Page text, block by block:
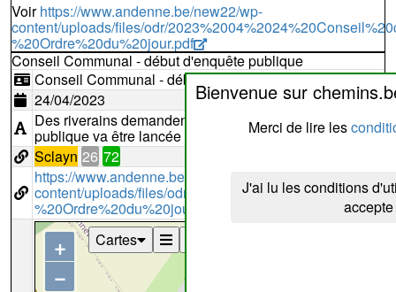
Bienvenue sur
Merci de lire les
J'ai lu les conditions
accepte
Voirhttps://www.andenne.be/new22/wp-
content/uploads/files/odr/
%20Ordre%20du%20jour.pdf
Conseil Communal - début d'enquête publique
Conseil Communal - début d'enquête publique
24/04/2023
Des riverains demandent la suppression du sentier n°72
publique va être lancée
Sclayn 26 72
https://www.andenne.be/new22/wp-
content/uploads/files/odr/
%20Ordre%20du%20jour.pdf
+
−
Cartes